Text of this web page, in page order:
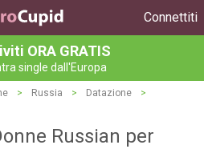
Connettiti
ORA GRATIS
single dall'Europa
> Russia > Datazione
>
Russian per